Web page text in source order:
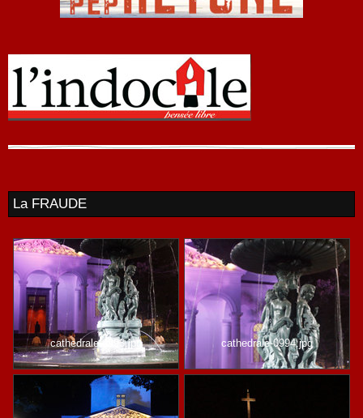
La FRAUDE
cathedrale-0993.jpg cathedrale-0994.jpg